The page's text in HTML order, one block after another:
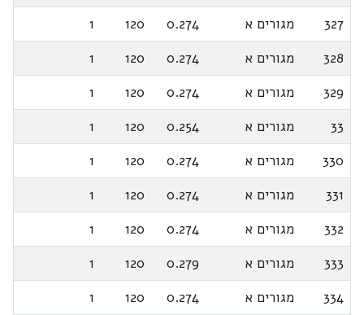
327
מגורים א 0.274
120
1
328
מגורים א 0.274
120
1
329
מגורים א 0.274
120
1
33
מגורים א 0.254
120
1
330
מגורים א 0.274
120
1
331
מגורים א 0.274
120
1
332
מגורים א 0.274
120
1
333
מגורים א 0.279
120
1
334
מגורים א 0.274
120
1